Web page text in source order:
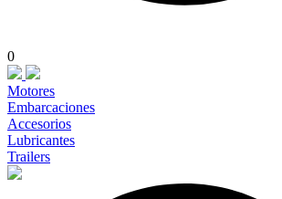
0
Motores
Embarcaciones
Accesorios
Lubricantes
Trailers